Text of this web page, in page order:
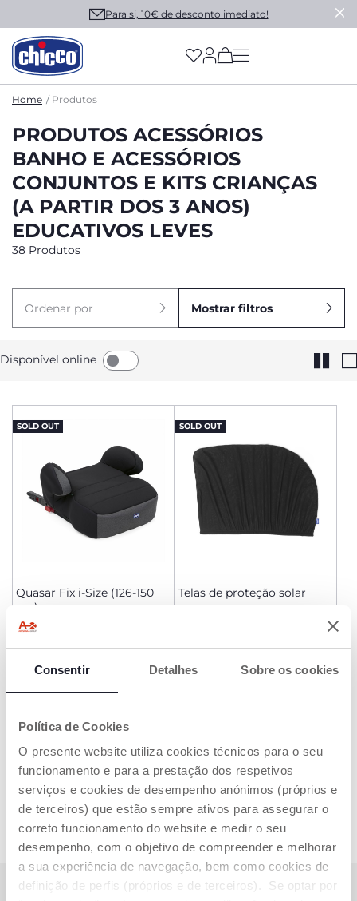
Consentir Detalhes Sobre os cookies
Política de Cookies
O presente website utiliza cookies técnicos para o seu
funcionamento e para a prestação dos respetivos
serviços e cookies de desempenho anónimos (próprios e
de terceiros) que estão sempre ativos para assegurar o
correto funcionamento do website e medir o seu
desempenho, com o objetivo de compreender e melhorar
a sua experiência de navegação, bem como cookies de
definição de perfis (próprios e de terceiros). Se optar por
Para si, 10€ de desconto imediato!
(has more options
Home Produtos
PRODUTOS ACESSÓRIOS
BANHO E ACESSÓRIOS
CONJUNTOS E KITS CRIANÇAS
(A PARTIR DOS 3 ANOS)
EDUCATIVOS LEVES
38 Produtos
Ordenar por Mostrar filtros
Disponível online
SOLD OUT
Quasar Fix i-Size (126-150
cm)
€ 64,99
AVISAR-ME
SOLD OUT
Telas de proteção solar
AVISAR-ME
SUBSCREVA A NOSSA NEWSLETTER